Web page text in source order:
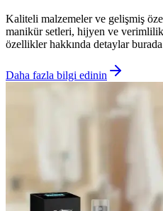
Kaliteli malzemeler ve gelişmiş
manikür setleri, hijyen ve
özellikler hakkında detaylar
Daha fazla bilgi edinin